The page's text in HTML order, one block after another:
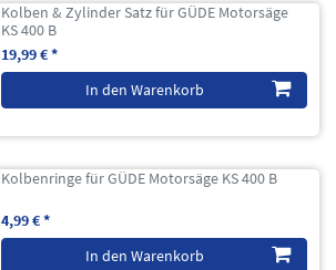
Kolben & Zylinder Satz für GÜDE Motorsäge
KS 400 B
19,99 € *
In den Warenkorb
Kolbenringe für GÜDE Motorsäge KS 400 B
4,99 € *
In den Warenkorb